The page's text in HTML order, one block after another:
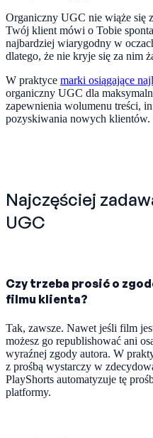
Organiczny UGC nie wiąże się
Twój klient mówi o Tobie
najbardziej wiarygodny w
dlatego, że nie kryje się za nim
W praktyce marki osiągające
organiczny UGC dla
zapewnienia wolumenu treści,
pozyskiwania nowych klientów.
Najczęściej
UGC
Czy trzeba prosić o
filmu klienta?
Tak, zawsze. Nawet jeśli film
możesz go republishować ani
wyraźnej zgody autora. W
z prośbą wystarczy w
PlayShorts automatyzuje tę
platformy.